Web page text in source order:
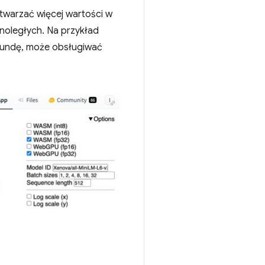
więcej wartości w
Na przykład
może obsługiwać